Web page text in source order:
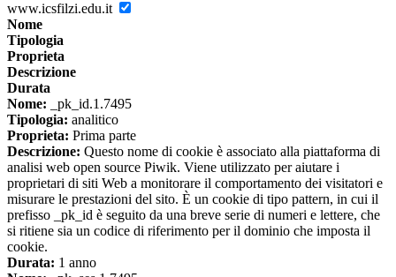
www.icsfilzi.edu.it
Nome
Tipologia
Proprieta
Descrizione
Durata
Nome: _pk_id.1.7495
Tipologia: analitico
Proprieta: Prima parte
Descrizione: Questo nome di cookie è associato alla piattaforma di
analisi web open source Piwik. Viene utilizzato per aiutare i
proprietari di siti Web a monitorare il comportamento dei visitatori e
misurare le prestazioni del sito. È un cookie di tipo pattern, in cui il
prefisso _pk_id è seguito da una breve serie di numeri e lettere, che
si ritiene sia un codice di riferimento per il dominio che imposta il
cookie.
Durata: 1 anno